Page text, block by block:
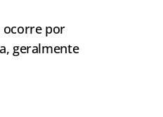
ocorre por
geralmente